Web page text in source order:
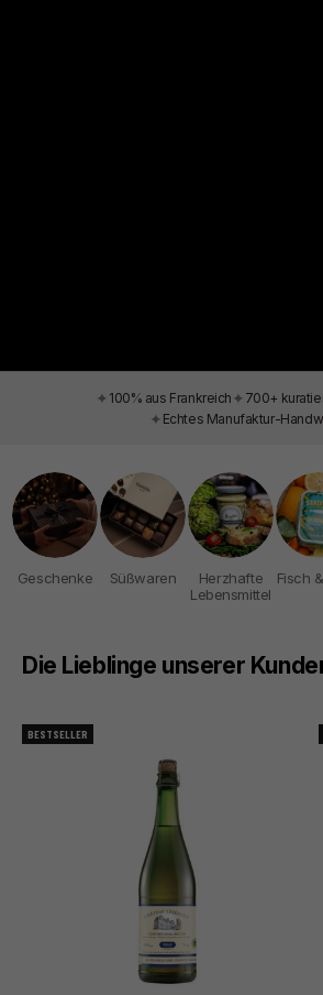
✦ 100% aus Frankreich ✦ 700+
✦ Echtes Manufaktur-
Geschenke Süßwaren
Herzhafte
Lebensmittel
Fisch
Die Lieblinge unserer
BESTSELLER